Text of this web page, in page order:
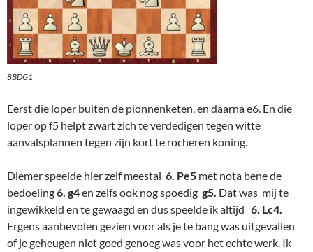
8BDG1
Eerst die loper buiten de pionnenketen, en daarna e6. En die
loper op f5 helpt zwart zich te verdedigen tegen witte
aanvalsplannen tegen zijn kort te rocheren koning.
Diemer speelde hier zelf meestal 6. Pe5 met nota bene de
bedoeling6. g4en zelfs ook nog spoedig g5. Dat was mij te
ingewikkeld en te gewaagd en dus speelde ik altijd 6. Lc4.
Ergens aanbevolen gezien voor als je te bang was uitgevallen
of je geheugen niet goed genoeg was voor het echte werk. Ik